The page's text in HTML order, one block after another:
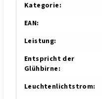
Kategorie:
EAN:
Leistung:
Entspricht der
Glühbirne:
Leuchtenlichtstrom: